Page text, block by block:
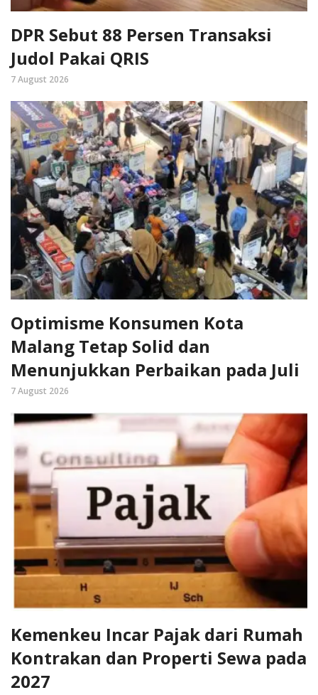
DPR Sebut 88 Persen Transaksi
Judol Pakai QRIS
7 August 2026
Optimisme Konsumen Kota
Malang Tetap Solid dan
Menunjukkan Perbaikan pada Juli
7 August 2026
Kemenkeu Incar Pajak dari Rumah
Kontrakan dan Properti Sewa pada
2027